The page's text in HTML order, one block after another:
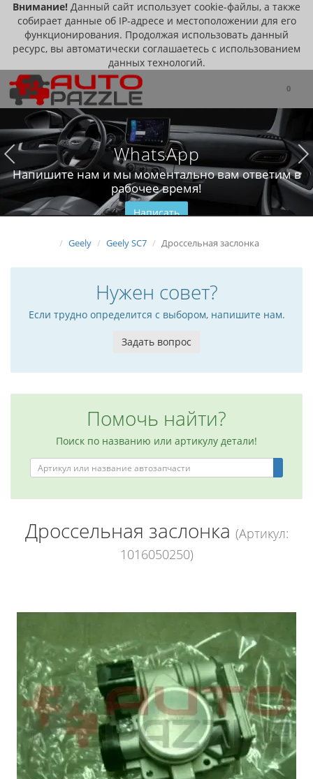
Внимание! Данный сайт использует cookie-файлы, а также
собирает данные об IP-адресе и местоположении для его
функционирования. Продолжая использовать данный
ресурс, вы автоматически соглашаетесь с использованием
данных технологий.
0
WhatsApp
Напишите нам и мы моментально вам ответим в
рабочее время!
Написать
Geely Geely SC7 Дроссельная заслонка
Нужен совет?
Если трудно определится с выбором, напишите нам.
Задать вопрос
Помочь найти?
Поиск по названию или артикулу детали!
Дроссельная заслонка (Артикул:
1016050250)